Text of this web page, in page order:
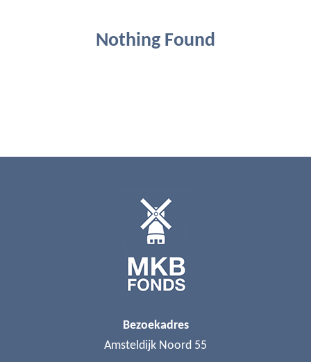
Nothing Found
Bezoekadres
Amsteldijk Noord 55